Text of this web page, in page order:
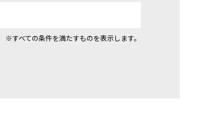
※すべての条件を満たすものを表示します。